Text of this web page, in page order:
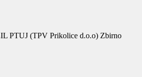
PTUJ (TPV Prikolice d.o.o) Zbirno